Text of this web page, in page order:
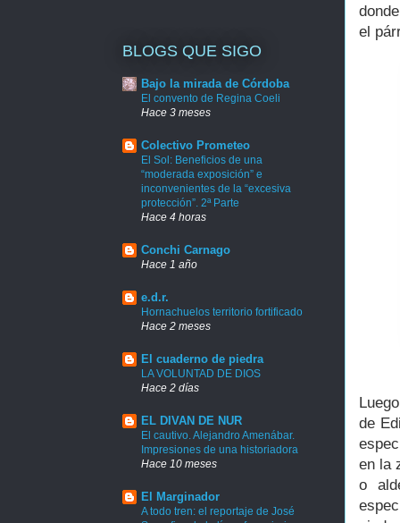
el
de
en la
o
BLOGS QUE SIGO
Bajo la mirada de Córdoba
El convento de Regina Coeli
Hace 3 meses
Colectivo Prometeo
El Sol: Beneficios de una
“moderada exposición” e
inconvenientes de la “excesiva
protección”. 2ª Parte
Hace 4 horas
Conchi Carnago
Hace 1 año
e.d.r.
Hornachuelos territorio fortificado
Hace 2 meses
El cuaderno de piedra
LA VOLUNTAD DE DIOS
Hace 2 días
EL DIVAN DE NUR
El cautivo. Alejandro Amenábar.
Impresiones de una historiadora
Hace 10 meses
El Marginador
A todo tren: el reportaje de José